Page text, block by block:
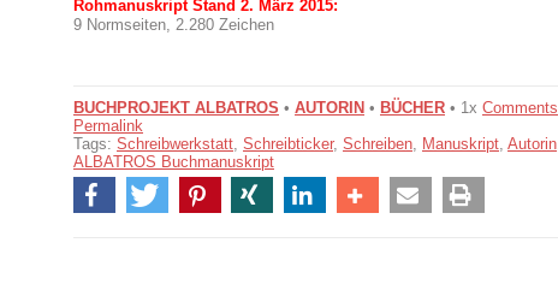
Rohmanuskript Stand 2. März 2015:
9 Normseiten, 2.280 Zeichen
BUCHPROJEKT ALBATROS • AUTORIN • BÜCHER • 1x Comments
Permalink
Tags: Schreibwerkstatt Schreibticker, Schreiben Manuskript Autorin
ALBATROS Buchmanuskript